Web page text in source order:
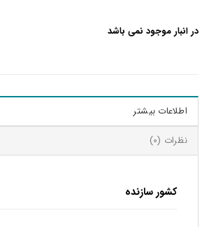
در انبار موجود نمی باشد
اطلاعات بیشتر
نظرات (0)
کشور سازنده